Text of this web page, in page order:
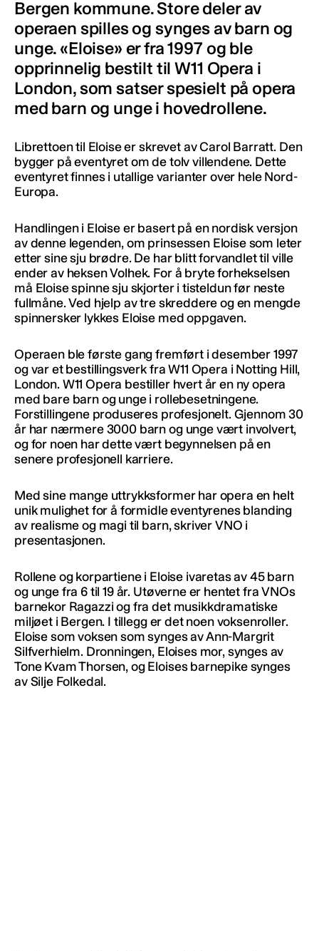
Bergen kommune. Store deler av
operaen spilles og synges av barn og
unge. «Eloise» er fra 1997 og ble
opprinnelig bestilt til W11 Opera i
London, som satser spesielt på opera
med barn og unge i hovedrollene.
Librettoen til Eloise er skrevet av Carol Barratt. Den
bygger på eventyret om de tolv villendene. Dette
eventyret finnes i utallige varianter over hele Nord-
Europa.
Handlingen i Eloise er basert på en nordisk versjon
av denne legenden, om prinsessen Eloise som leter
etter sine sju brødre. De har blitt forvandlet til ville
ender av heksen Volhek. For å bryte forhekselsen
må Eloise spinne sju skjorter i tisteldun før neste
fullmåne. Ved hjelp av tre skreddere og en mengde
spinnersker lykkes Eloise med oppgaven.
Operaen ble første gang fremført i desember 1997
og var et bestillingsverk fra W11 Opera i Notting Hill,
London. W11 Opera bestiller hvert år en ny opera
med bare barn og unge i rollebesetningene.
Forstillingene produseres profesjonelt. Gjennom 30
år har nærmere 3000 barn og unge vært involvert,
og for noen har dette vært begynnelsen på en
senere profesjonell karriere.
Med sine mange uttrykksformer har opera en helt
unik mulighet for å formidle eventyrenes blanding
av realisme og magi til barn, skriver VNO i
presentasjonen.
Rollene og korpartiene i Eloise ivaretas av 45 barn
og unge fra 6 til 19 år. Utøverne er hentet fra VNOs
barnekor Ragazzi og fra det musikkdramatiske
miljøet i Bergen. I tillegg er det noen voksenroller.
Eloise som voksen som synges av Ann-Margrit
Silfverhielm. Dronningen, Eloises mor, synges av
Tone Kvam Thorsen, og Eloises barnepike synges
av Silje Folkedal.